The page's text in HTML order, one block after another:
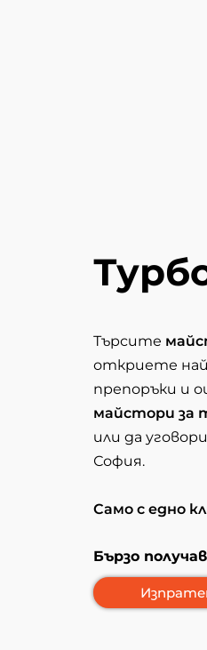
Търсите
откриете
препоръки и
майстори за
или да
София.
Само с едно
Бързо